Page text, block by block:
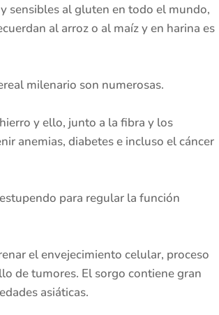
sensibles al gluten en todo el mundo,
al arroz o al maíz y en harina es
milenario son numerosas.
y ello, junto a la fibra y los
anemias, diabetes e incluso el cáncer
para regular la función
el envejecimiento celular, proceso
de tumores. El sorgo contiene gran
asiáticas.